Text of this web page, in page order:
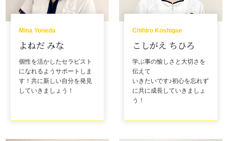
Mina Yoneda
よねだ みな
個性を活かしたセラピスト
になれるようサポートしま
す！共に新しい自分を発見
していきましょう！
Chihiro Koshigae
こしがえ ちひろ
学ぶ事の愉しさと大切さを
伝えて
いきたいです♪初心を忘れず
に共に成長していきましょ
う！